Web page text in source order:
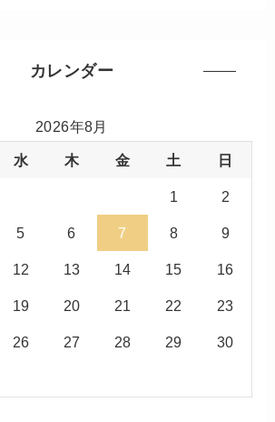
カレンダー
2026年8月
水 木 金 土 日
1 2
5 6 7 8 9
12 13 14 15 16
19 20 21 22 23
26 27 28 29 30